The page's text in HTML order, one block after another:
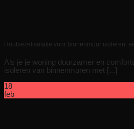
Houtvezelisolatie voor binnenmuur isoleren:
Als je je woning duurzamer en
isoleren van binnenmuren met [...]
18
feb